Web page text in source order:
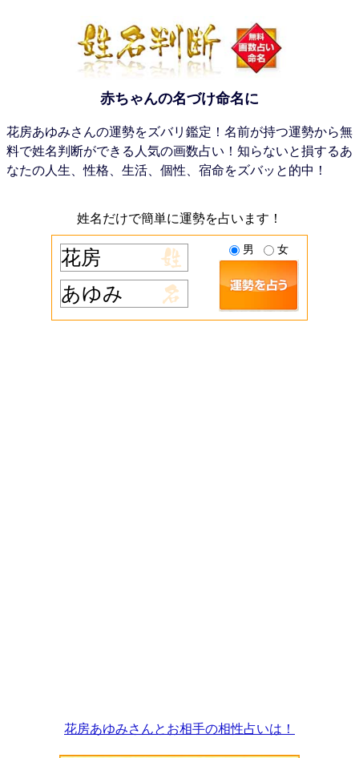
赤ちゃんの名づけ命名に
花房あゆみさんの運勢をズバリ鑑定！名前が持つ運勢から無
料で姓名判断ができる人気の画数占い！知らないと損するあ
なたの人生、性格、生活、個性、宿命をズバッと的中！
姓名だけで簡単に運勢を占います！
男 女
花房あゆみさんとお相手の相性占いは！